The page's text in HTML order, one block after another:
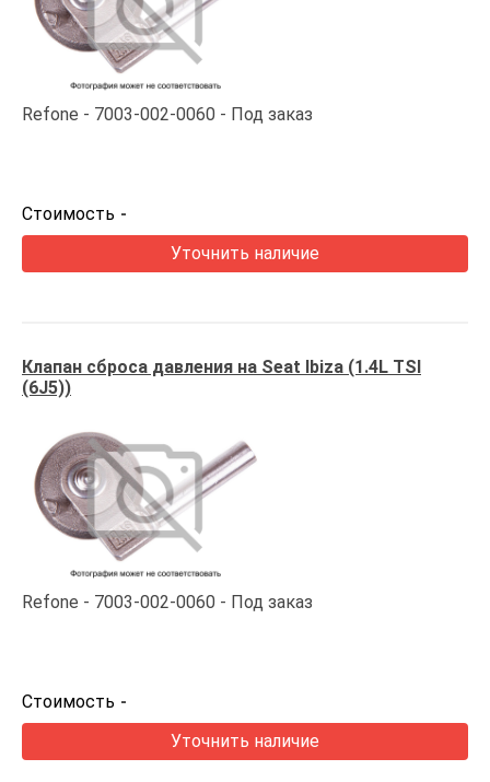
Refone 7003-002-0060 Под заказ
Стоимость -
Уточнить наличие
Клапан сброса давления на Seat Ibiza (1.4L TSI
(6J5))
Refone 7003-002-0060 Под заказ
Стоимость -
Уточнить наличие